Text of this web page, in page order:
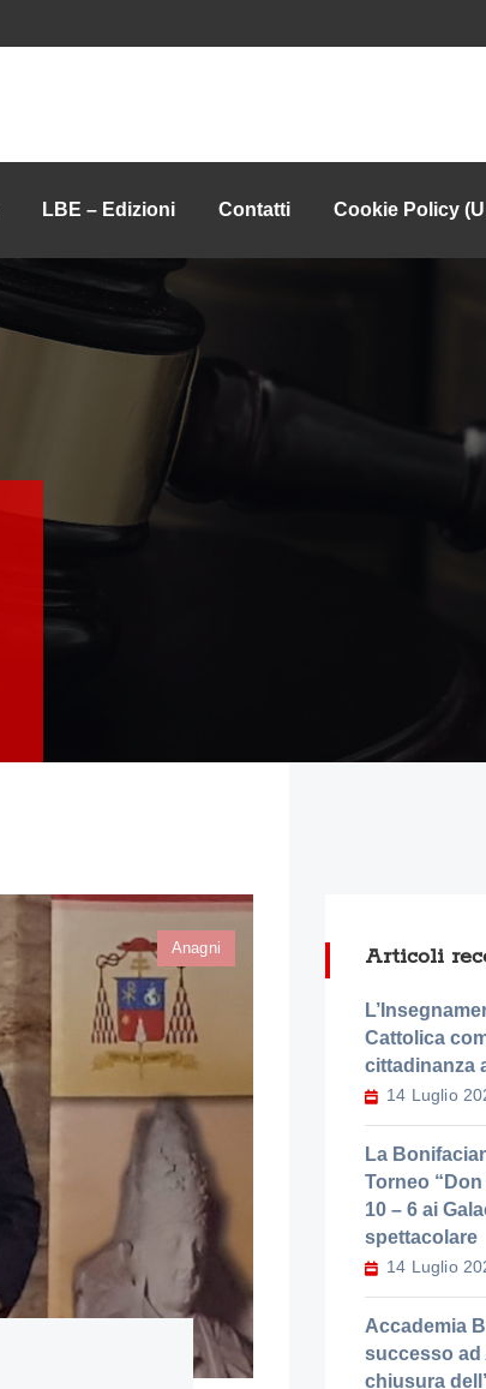
LBE – Edizioni Contatti Cookie Policy
Anagni Articoli
Cattolica
cittadinanza
14 Luglio
La
Torneo
10 – 6 ai
spettacolare
14 Luglio
Accademia
successo ad
chiusura